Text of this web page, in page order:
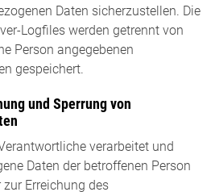
Daten sicherzustellen. Die
Logfiles werden getrennt von
Person angegebenen
gespeichert.
und Sperrung von
verarbeitet und
Daten der betroffenen Person
Erreichung des